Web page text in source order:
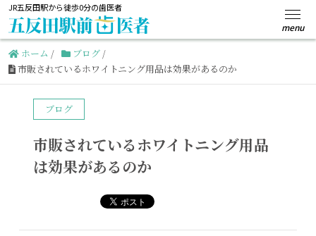
JR五反田駅から徒歩0分の歯医者
ホーム / ブログ /
市販されているホワイトニング用品は効果があるのか
ブログ
市販されているホワイトニング用品
は効果があるのか